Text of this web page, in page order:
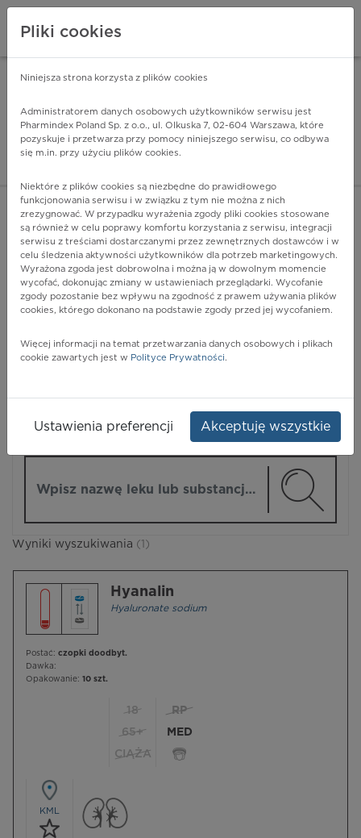
Pharmindex - lider
ZALOGUJ SIĘ
POKAŻ FILTRY
Pharmindex
Wyniki wyszukiwania (1)
Hyanalin
Hyaluronate sodium
Postać: czopki doodbyt.
Dawka:
Opakowanie: 10 szt.
18
65+
CIĄŻA
RP
MED
KML
Pliki cookies
Niniejsza strona korzysta z plików cookies
Administratorem danych osobowych użytkowników serwisu jest
Pharmindex Poland Sp. z o.o., ul. Olkuska 7, 02-604 Warszawa, które
pozyskuje i przetwarza przy pomocy niniejszego serwisu, co odbywa
się m.in. przy użyciu plików cookies.
Niektóre z plików cookies są niezbędne do prawidłowego
funkcjonowania serwisu i w związku z tym nie można z nich
zrezygnować. W przypadku wyrażenia zgody pliki cookies stosowane
są również w celu poprawy komfortu korzystania z serwisu, integracji
serwisu z treściami dostarczanymi przez zewnętrznych dostawców i w
celu śledzenia aktywności użytkowników dla potrzeb marketingowych.
Wyrażona zgoda jest dobrowolna i można ją w dowolnym momencie
wycofać, dokonując zmiany w ustawieniach przeglądarki. Wycofanie
zgody pozostanie bez wpływu na zgodność z prawem używania plików
cookies, którego dokonano na podstawie zgody przed jej wycofaniem.
Więcej informacji na temat przetwarzania danych osobowych i plikach
cookie zawartych jest w Polityce Prywatności.
Ustawienia preferencji Akceptuję wszystkie
ZA DARMO - w Google Play INSTALUJ